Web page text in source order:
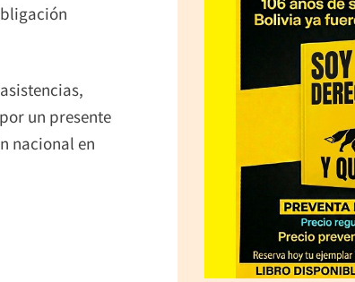
un presente
nacional en